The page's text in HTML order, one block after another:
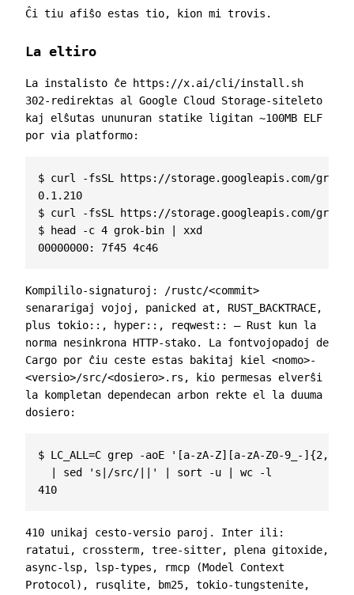
Ĉi tiu afiŝo estas tio, kion mi trovis.
La eltiro
La instalisto ĉe
https://x.ai/cli/install.sh
302-redirektas al Google Cloud Storage-siteleto
kaj elŝutas ununuran statike ligitan ~100MB ELF
por via platformo:
$ curl -fsSL https://storage.googleapis.com/
0.1.210
$ curl -fsSL https://storage.googleapis.com/
$ head -c 4 grok-bin | xxd
Kompililo-signaturoj:
/rustc/<commit>
senararigaj vojoj, panicked at , RUST_BACKTRACE,
plus tokio:: , hyper:: , reqwest::
— Rust kun la
norma nesinkrona HTTP-stako. La fontvojopadoj de
Cargo por ĉiu ceste estas bakitaj kiel <nomo>-
<versio>/src/<dosiero>.rs , kio permesas elverŝi
la kompletan dependecan arbon rekte el la duuma
dosiero:
$ LC_ALL=C grep -aoE '[a-zA-Z][a-zA-Z0-9_-
  | sed 's|/src/||' | sort -u | wc -l
410 unikaj cesto-versio paroj. Inter ili:
ratatui , crossterm, tree-sitter, plena gitoxide,
async-lsp, lsp-types , rmcp (Model Context
Protocol),
rusqlite, bm25, tokio-tungstenite,